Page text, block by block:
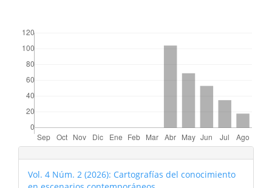
Vol. 4 Núm. 2 (2026): Cartografías del conocimiento